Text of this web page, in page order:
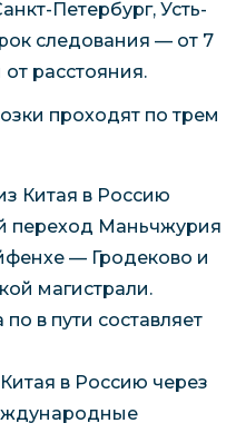
Петербург, Усть-
следования — от 7
расстояния.
проходят по трем
Китая в Россию
переход Маньчжурия
— Гродеково и
магистрали.
в пути составляет
в Россию через